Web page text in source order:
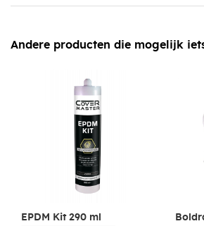
Andere producten die mogelijk
EPDM Kit 290 ml